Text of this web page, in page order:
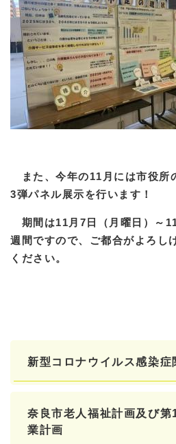
また、今年の11月には市役所
3弾パネル展示を行います！
期間は11月7日（月曜日）～
週間ですので、ご都合がよろし
ください。
新型コロナウイルス感染症
奈良市老人福祉計画及び第
業計画